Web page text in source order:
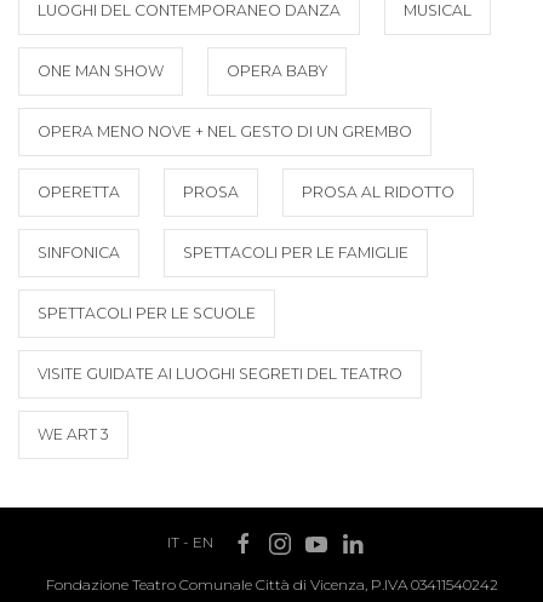
LUOGHI DEL CONTEMPORANEO DANZA MUSICAL
ONE MAN SHOW OPERA BABY
OPERA MENO NOVE + NEL GESTO DI UN GREMBO
OPERETTA PROSA PROSA AL RIDOTTO
SINFONICA SPETTACOLI PER LE FAMIGLIE
SPETTACOLI PER LE SCUOLE
VISITE GUIDATE AI LUOGHI SEGRETI DEL TEATRO
WE ART 3
IT- EN
Fondazione Teatro Comunale Città di Vicenza, P.IVA 03411540242